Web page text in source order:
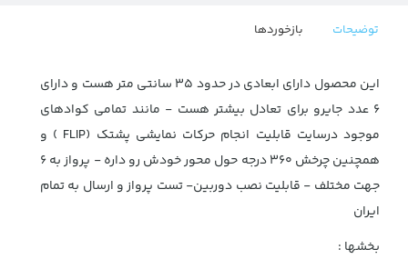
توضیحات بازخوردها
این محصول دارای ابعادی در حدود 35 سانتی متر هست و دارای
6 عدد جایرو برای تعادل بیشتر هست - مانند تمامی کوادهای
موجود درسایت قابلیت انجام حرکات نمایشی پشتک (FLIP ) و
همچنین چرخش 360 درجه حول محور خودش رو داره - پرواز به 6
جهت مختلف - قابلیت نصب دوربین- تست پرواز و ارسال به تمام
ایران
بخشها :